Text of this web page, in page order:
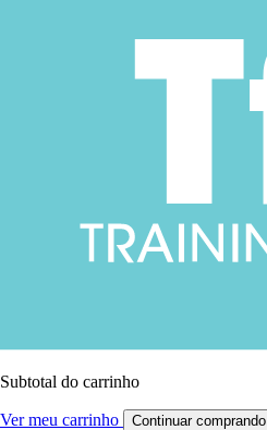
Subtotal do carrinho
Ver meu carrinho Continuar comprando